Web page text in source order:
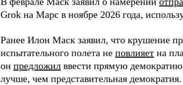
Grok на Марс в ноябре 2026 года,
Ранее Илон Маск заявил, что крушение
испытательного полета не повлияет на
он предложил ввести прямую
лучше, чем представительная демократия.